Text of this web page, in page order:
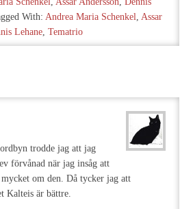
With: Andrea Maria Schenkel, Assar
Lehane, Tematrio
trodde jag att jag
förvånad när jag insåg att
om den. Då tycker jag att
Kalteis är bättre.